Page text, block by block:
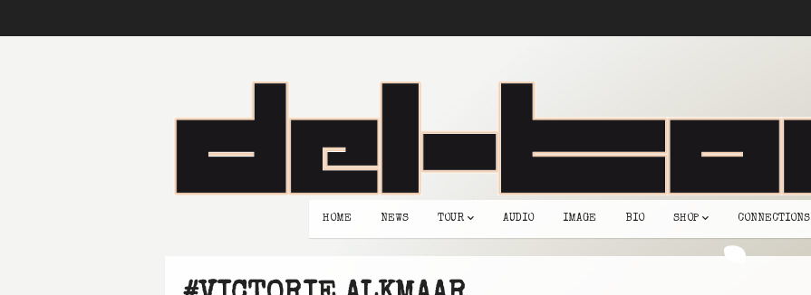
HOME NEWS TOUR AUDIO IMAGE BIO SHOP CONNECTIONS